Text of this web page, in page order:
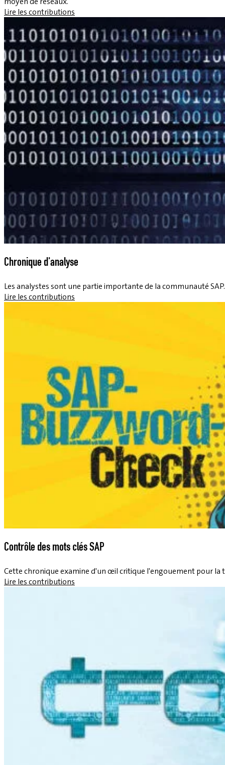
Lire les contributions
Chronique d'analyse
Les analystes sont une partie importante de la communauté
Lire les contributions
Contrôle des mots clés SAP
Cette chronique examine d'un œil critique l'engouement pour la
Lire les contributions